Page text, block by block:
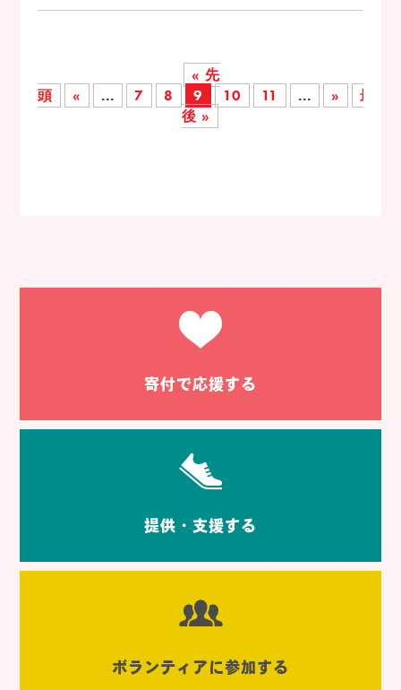
« 先
頭
« ... 7 8 9 10 11 ... »
最
後 »
寄付で応援する
提供・支援する
ボランティアに参加する